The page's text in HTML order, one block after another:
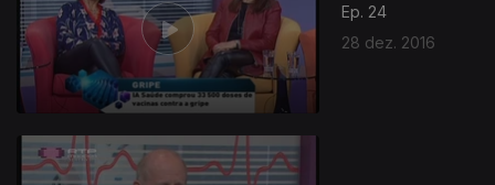
Ep. 24
28 dez. 2016